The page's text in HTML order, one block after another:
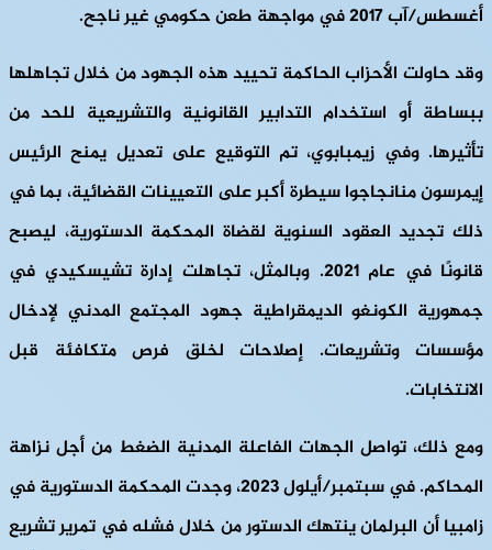
أغسطس/آب 2017 في مواجهة طعن حكومي غير ناجح.
وقد حاولت الأحزاب الحاكمة تحييد هذه الجهود من خلال تجاهلها
ببساطة أو استخدام التدابير القانونية والتشريعية للحد من
تأثيرها. وفي زيمبابوي، تم التوقيع على تعديل يمنح الرئيس
إيمرسون منانجاجوا سيطرة أكبر على التعيينات القضائية، بما في
ذلك تجديد العقود السنوية لقضاة المحكمة الدستورية، ليصبح
قانونًا في عام 2021. وبالمثل، تجاهلت إدارة تشيسكيدي في
جمهورية الكونغو الديمقراطية جهود المجتمع المدني لإدخال
مؤسسات وتشريعات. إصلاحات لخلق فرص متكافئة قبل
الانتخابات.
ومع ذلك، تواصل الجهات الفاعلة المدنية الضغط من أجل نزاهة
المحاكم. في سبتمبر/أيلول 2023، وجدت المحكمة الدستورية في
زامبيا أن البرلمان ينتهك الدستور من خلال فشله في تمرير تشريع